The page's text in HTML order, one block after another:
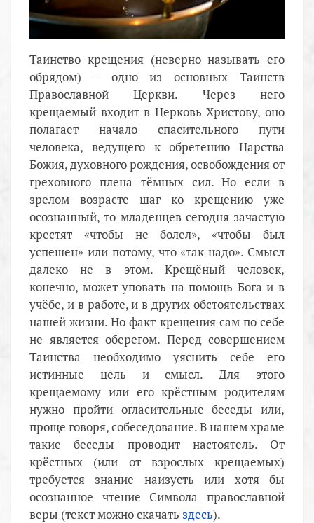
Таинство крещения (неверно называть его
обрядом) – одно из основных Таинств
Православной Церкви. Через него
крещаемый входит в Церковь Христову, оно
полагает начало спасительного пути
человека, ведущего к обретению Царства
Божия, духовного рождения, освобождения от
греховного плена тёмных сил. Но если в
зрелом возрасте шаг ко крещению уже
осознанный, то младенцев сегодня зачастую
крестят «чтобы не болел», «чтобы был
успешен» или потому, что «так надо». Смысл
далеко не в этом. Крещёный человек,
конечно, может уповать на помощь Бога и в
учёбе, и в работе, и в других обстоятельствах
нашей жизни. Но факт крещения сам по себе
не является оберегом. Перед совершением
Таинства необходимо уяснить себе его
истинные цель и смысл. Для этого
крещаемому или его крёстным родителям
нужно пройти огласительные беседы или,
проще говоря, собеседование. В нашем храме
такие беседы проводит настоятель. От
крёстных (или от взрослых крещаемых)
требуется знание наизусть или хотя бы
осознанное чтение Символа православной
веры (текст можно скачать здесь).